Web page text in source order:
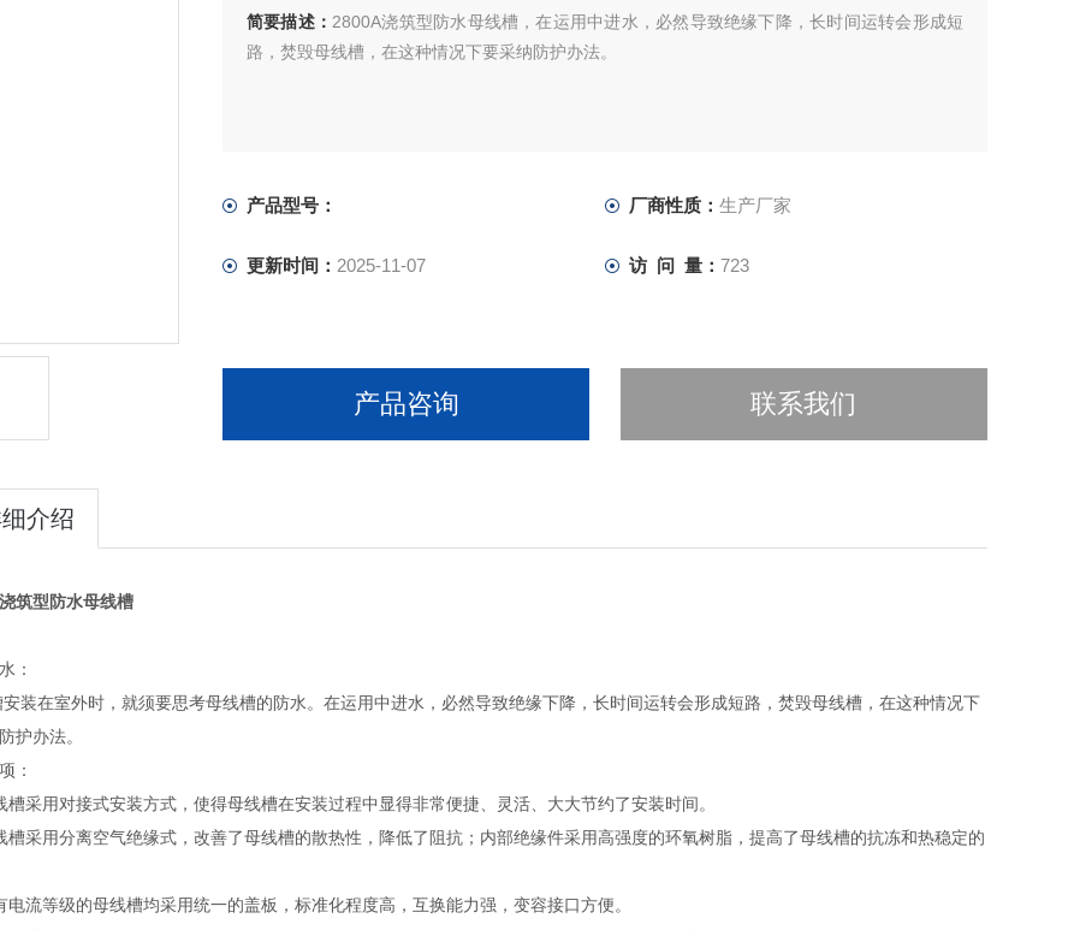
简要描述： 2800A浇筑型防水母线槽，在运用中进水，必然导致绝缘下降，长时间运转会形成短
路，焚毁母线槽，在这种情况下要采纳防护办法。
产品型号： 厂商性质： 生产厂家
更新时间： 2025-11-07 访 问 量： 723
产品咨询 联系我们
介绍
筑型防水母线槽
：
装在室外时，就须要思考母线槽的防水。在运用中进水，必然导致绝缘下降，长时间运转会形成短路，焚毁母线槽，在这种情况下
护办法。
：
槽采用对接式安装方式，使得母线槽在安装过程中显得非常便捷、灵活、大大节约了安装时间。
槽采用分离空气绝缘式，改善了母线槽的散热性，降低了阻抗；内部绝缘件采用高强度的环氧树脂，提高了母线槽的抗冻和热稳定的
电流等级的母线槽均采用统一的盖板，标准化程度高，互换能力强，变容接口方便。